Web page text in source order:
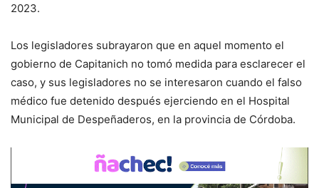
2023.
Los legisladores subrayaron que en aquel momento el
gobierno de Capitanich no tomó medida para esclarecer el
caso, y sus legisladores no se interesaron cuando el falso
médico fue detenido después ejerciendo en el Hospital
Municipal de Despeñaderos, en la provincia de Córdoba.